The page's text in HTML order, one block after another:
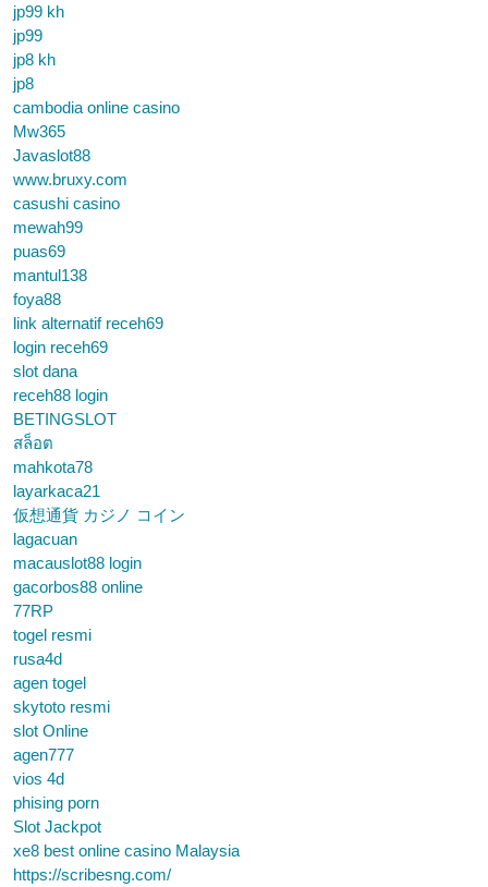
jp99 kh
jp99
jp8 kh
jp8
cambodia online casino
Mw365
Javaslot88
www.bruxy.com
casushi casino
mewah99
puas69
mantul138
foya88
link alternatif receh69
login receh69
slot dana
receh88 login
BETINGSLOT
สล็อต
mahkota78
layarkaca21
仮想通貨 カジノ コイン
lagacuan
macauslot88 login
gacorbos88 online
77RP
togel resmi
rusa4d
agen togel
skytoto resmi
slot Online
agen777
vios 4d
phising porn
Slot Jackpot
xe8 best online casino Malaysia
https://scribesng.com/